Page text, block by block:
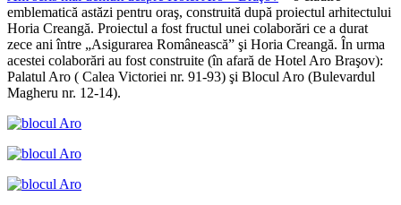
emblematică astăzi pentru oraş, construită după proiectul arhitectului
Horia Creangă. Proiectul a fost fructul unei colaborări ce a durat
zece ani între „Asigurarea Românească” şi Horia Creangă. În urma
acestei colaborări au fost construite (în afară de Hotel Aro Braşov):
Palatul Aro ( Calea Victoriei nr. 91-93) şi Blocul Aro (Bulevardul
Magheru nr. 12-14).